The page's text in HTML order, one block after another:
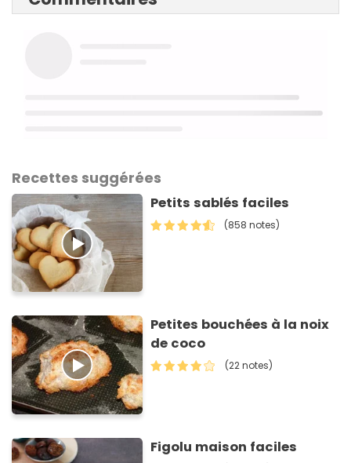
Recettes suggérées
Petits sablés faciles
(858 notes)
Petites bouchées à la noix
de coco
(22 notes)
Figolu maison faciles